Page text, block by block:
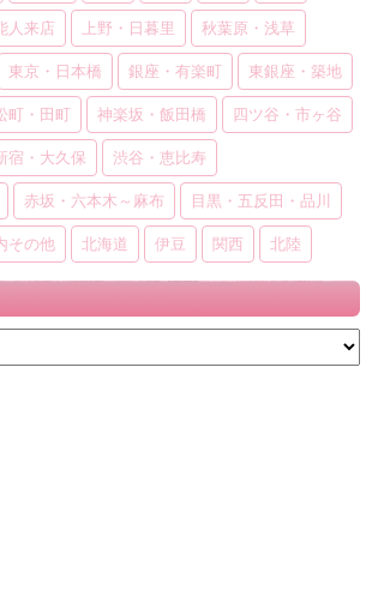
人来店 上野・日暮里 秋葉原・浅草
東京・日本橋 銀座・有楽町 東銀座・築地
町・田町 神楽坂・飯田橋 四ツ谷・市ヶ谷
宿・大久保 渋谷・恵比寿
赤坂・六本木～麻布 目黒・五反田・品川
その他 北海道 伊豆 関西 北陸